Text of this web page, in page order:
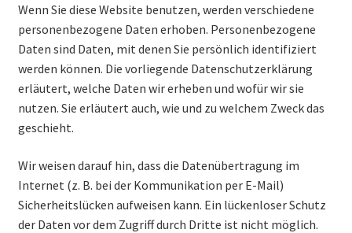
Wenn Sie diese Website benutzen, werden verschiedene
personenbezogene Daten erhoben. Personenbezogene
Daten sind Daten, mit denen Sie persönlich identifiziert
werden können. Die vorliegende Datenschutzerklärung
erläutert, welche Daten wir erheben und wofür wir sie
nutzen. Sie erläutert auch, wie und zu welchem Zweck das
geschieht.
Wir weisen darauf hin, dass die Datenübertragung im
Internet (z. B. bei der Kommunikation per E-Mail)
Sicherheitslücken aufweisen kann. Ein lückenloser Schutz
der Daten vor dem Zugriff durch Dritte ist nicht möglich.